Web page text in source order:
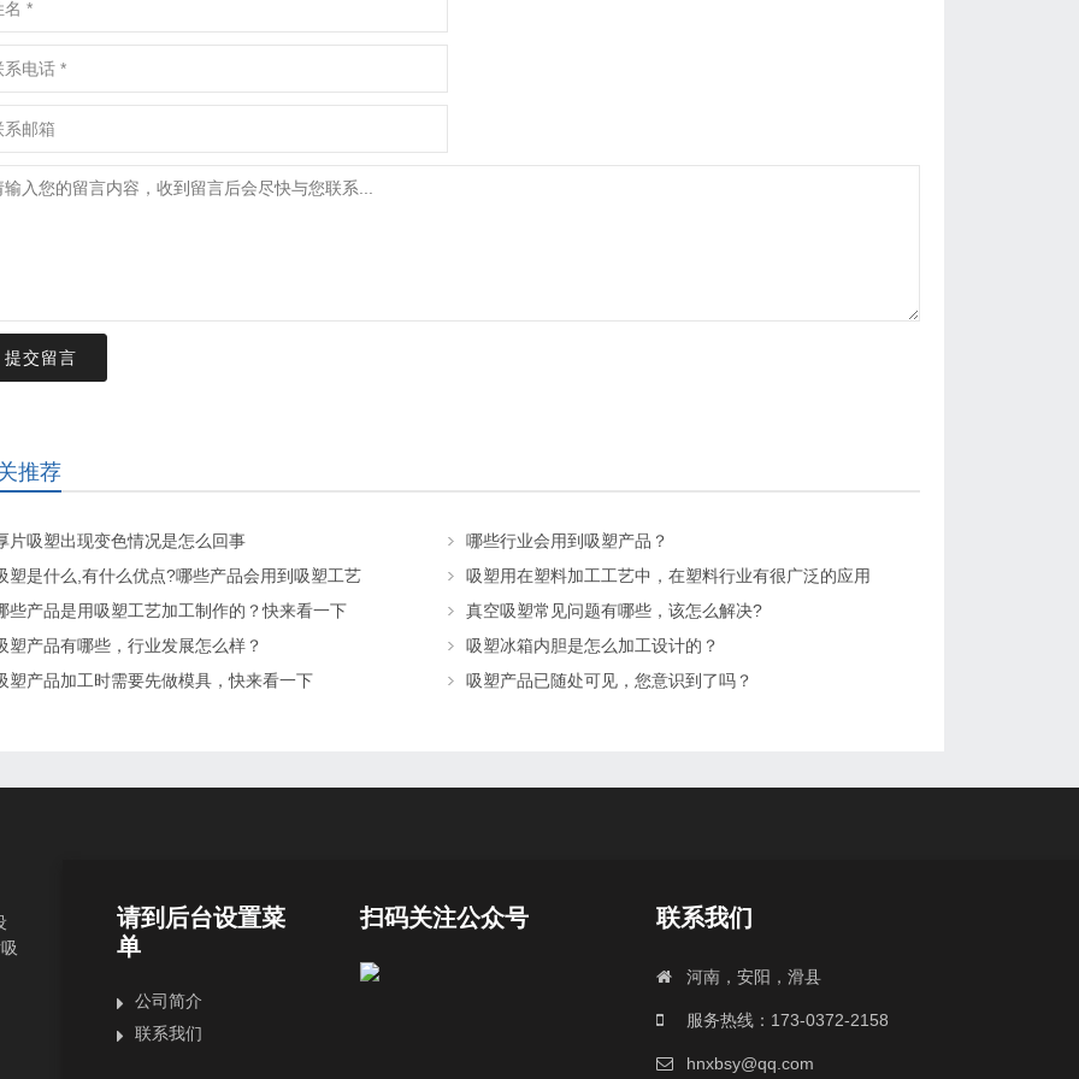
提交留言
推荐
片吸塑出现变色情况是怎么回事
哪些行业会用到吸塑产品？
塑是什么,有什么优点?哪些产品会用到吸塑工艺
吸塑用在塑料加工工艺中，在塑料行业有很广泛的应用
些产品是用吸塑工艺加工制作的？快来看一下
真空吸塑常见问题有哪些，该怎么解决?
塑产品有哪些，行业发展怎么样？
吸塑冰箱内胆是怎么加工设计的？
塑产品加工时需要先做模具，快来看一下
吸塑产品已随处可见，您意识到了吗？
请到后台设置菜
单
公司简介
联系我们
扫码关注公众号 联系我们
河南，安阳，滑县
服务热线：173-0372-2158
hnxbsy@qq.com